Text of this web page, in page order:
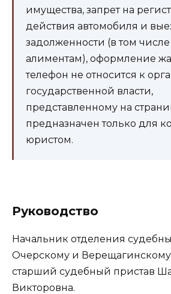
имущества, запрет на
действия автомобиля и
задолженности (в том
алиментам), оформление
телефон не относится к
государственной власти,
представленному на
предназначен только для
юристом.
Руководство
Начальник отделения
Очерскому и
старший судебный пристав
Викторовна.